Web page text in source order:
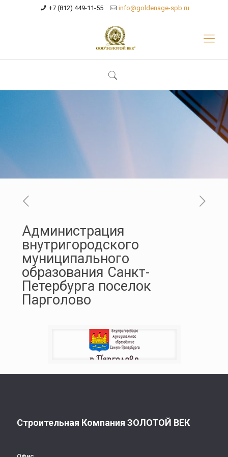
+7 (812) 449-11-55 info@goldenage-spb.ru
Администрация
внутригородского
муниципального
образования Санкт-
Петербурга поселок
Парголово
Строительная Компания ЗОЛОТОЙ ВЕК